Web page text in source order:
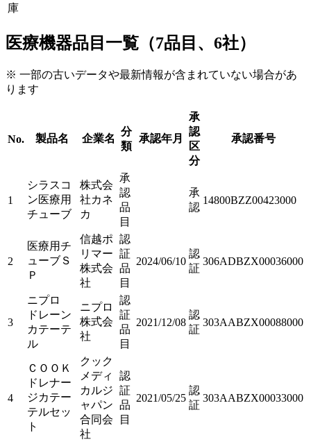
庫
医療機器品目一覧（7品目、6社）
※ 一部の古いデータや最新情報が含まれていない場合があ
ります
No. 製品名 企業名
分
類
承認年月
承
認
区
分
承認番号
1
シラスコ
ン医療用
チューブ
株式会
社カネ
カ
承
認
品
目
承
認
14800BZZ00423000
2
医療用チ
ューブＳ
Ｐ
信越ポ
リマー
株式会
社
認
証
品
目
2024/06/10
認
証
306ADBZX00036000
3
ニプロ
ドレーン
カテーテ
ル
ニプロ
株式会
社
認
証
品
目
2021/12/08
認
証
303AABZX00088000
4
ＣＯＯＫ
ドレナー
ジカテー
テルセッ
ト
クック
メディ
カルジ
ャパン
合同会
社
認
証
品
目
2021/05/25
認
証
303AABZX00033000